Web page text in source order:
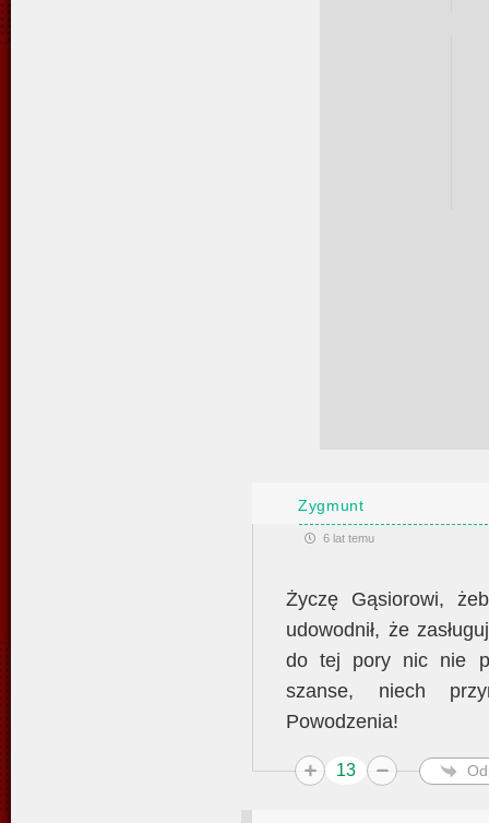
Zygmunt
6 lat temu
Życzę Gąsiorowi,
udowodnił, że
do tej pory nic nie
szanse, niech
Powodzenia!
13